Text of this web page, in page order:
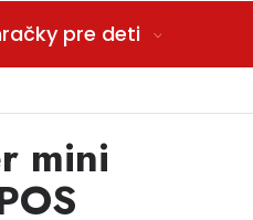
pre deti
mini